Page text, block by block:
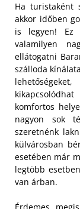
Ha turistaként
akkor időben
is legyen! Ez
valamilyen
ellátogatni
szálloda
komfortos
nagyon sok
szeretnénk
külvárosban
esetében már
legtöbb
van árban.